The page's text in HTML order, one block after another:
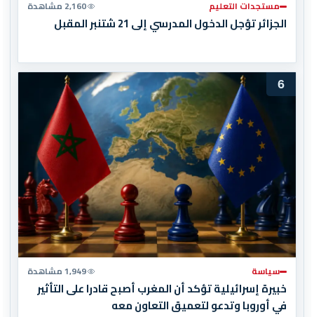
مستجدات التعليم 2,160 مشاهدة
الجزائر تؤجل الدخول المدرسي إلى 21 شتنبر المقبل
6
سياسة 1,949 مشاهدة
خبيرة إسرائيلية تؤكد أن المغرب أصبح قادرا على التأثير
في أوروبا وتدعو لتعميق التعاون معه